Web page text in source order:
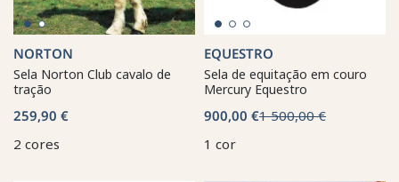
NORTON
Sela Norton Club cavalo de
tração
259,90 €
2 cores
EQUESTRO
Sela de equitação em couro
Mercury Equestro
900,00 €1 500,00 €
1 cor